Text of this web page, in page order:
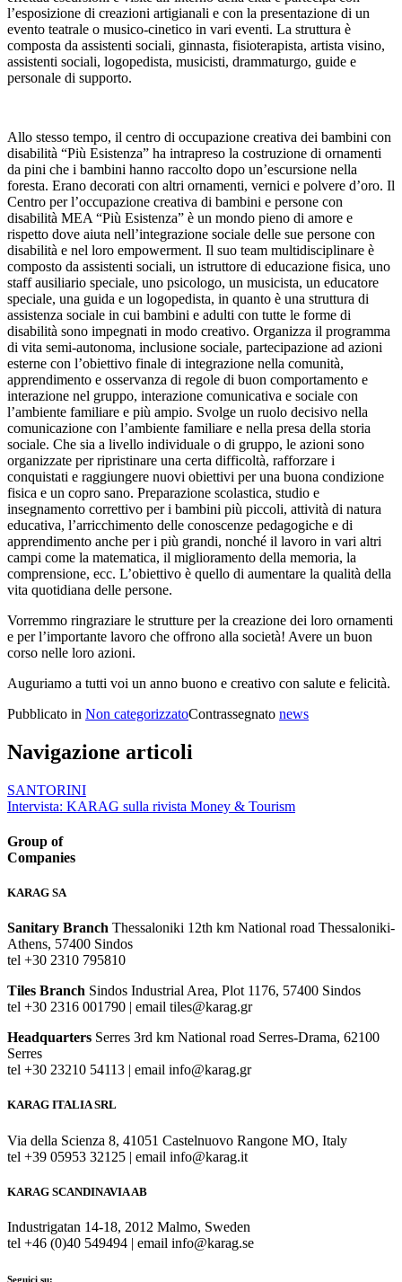
l’esposizione di creazioni artigianali e con la presentazione di un
evento teatrale o musico-cinetico in vari eventi. La struttura è
composta da assistenti sociali, ginnasta, fisioterapista, artista visino,
assistenti sociali, logopedista, musicisti, drammaturgo, guide e
personale di supporto.
Allo stesso tempo, il centro di occupazione creativa dei bambini con
disabilità “Più Esistenza” ha intrapreso la costruzione di ornamenti
da pini che i bambini hanno raccolto dopo un’escursione nella
foresta. Erano decorati con altri ornamenti, vernici e polvere d’oro. Il
Centro per l’occupazione creativa di bambini e persone con
disabilità MEA “Più Esistenza” è un mondo pieno di amore e
rispetto dove aiuta nell’integrazione sociale delle sue persone con
disabilità e nel loro empowerment. Il suo team multidisciplinare è
composto da assistenti sociali, un istruttore di educazione fisica, uno
staff ausiliario speciale, uno psicologo, un musicista, un educatore
speciale, una guida e un logopedista, in quanto è una struttura di
assistenza sociale in cui bambini e adulti con tutte le forme di
disabilità sono impegnati in modo creativo. Organizza il programma
di vita semi-autonoma, inclusione sociale, partecipazione ad azioni
esterne con l’obiettivo finale di integrazione nella comunità,
apprendimento e osservanza di regole di buon comportamento e
interazione nel gruppo, interazione comunicativa e sociale con
l’ambiente familiare e più ampio. Svolge un ruolo decisivo nella
comunicazione con l’ambiente familiare e nella presa della storia
sociale. Che sia a livello individuale o di gruppo, le azioni sono
organizzate per ripristinare una certa difficoltà, rafforzare i
conquistati e raggiungere nuovi obiettivi per una buona condizione
fisica e un copro sano. Preparazione scolastica, studio e
insegnamento correttivo per i bambini più piccoli, attività di natura
educativa, l’arricchimento delle conoscenze pedagogiche e di
apprendimento anche per i più grandi, nonché il lavoro in vari altri
campi come la matematica, il miglioramento della memoria, la
comprensione, ecc. L’obiettivo è quello di aumentare la qualità della
vita quotidiana delle persone.
Vorremmo ringraziare le strutture per la creazione dei loro ornamenti
e per l’importante lavoro che offrono alla società! Avere un buon
corso nelle loro azioni.
Auguriamo a tutti voi un anno buono e creativo con salute e felicità.
Pubblicato in Non categorizzatoContrassegnato news
Navigazione articoli
SANTORINI
Intervista: KARAG sulla rivista Money & Tourism
Group of
Companies
KARAG SA
Sanitary Branch Thessaloniki 12th km National road Thessaloniki-
Athens, 57400 Sindos
tel +30 2310 795810
Tiles Branch Sindos Industrial Area, Plot 1176, 57400 Sindos
tel +30 2316 001790 | email tiles@karag.gr
Headquarters Serres 3rd km National road Serres-Drama, 62100
Serres
tel +30 23210 54113 | email info@karag.gr
KARAG ITALIA SRL
Via della Scienza 8, 41051 Castelnuovo Rangone MO, Italy
tel +39 05953 32125 | email info@karag.it
KARAG SCANDINAVIA AB
Industrigatan 14-18, 2012 Malmo, Sweden
tel +46 (0)40 549494 | email info@karag.se
Seguici su: